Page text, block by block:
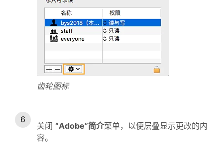
齿轮图标
关闭 “Adobe”简介菜单，以便层叠显示更改的内
容。